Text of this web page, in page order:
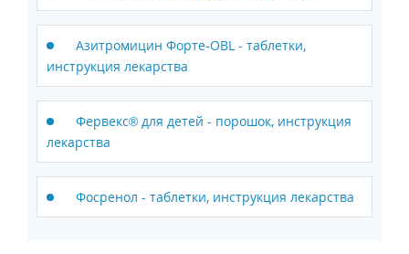
Азитромицин Форте-OBL - таблетки,
инструкция лекарства
Фервекс® для детей - порошок, инструкция
лекарства
Фосренол - таблетки, инструкция лекарства